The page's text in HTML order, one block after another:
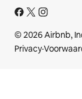
© 2026 Airbnb,
Privacy·